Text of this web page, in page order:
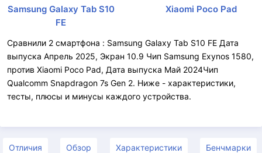
Samsung Galaxy Tab S10
FE
Xiaomi Poco Pad
Сравнили 2 смартфона : Samsung Galaxy Tab S10 FE Дата
выпуска Апрель 2025, Экран 10.9 Чип Samsung Exynos 1580,
против Xiaomi Poco Pad, Дата выпуска Май 2024Чип
Qualcomm Snapdragon 7s Gen 2. Ниже - характеристики,
тесты, плюсы и минусы каждого устройства.
Отличия Обзор Характеристики Бенчмарки